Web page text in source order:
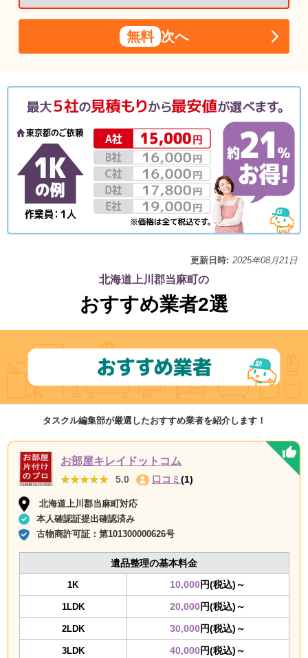
無料 次へ
更新日時: 2025年08月21日
北海道上川郡当麻町の
おすすめ業者2選
タスクル編集部が厳選したおすすめ業者を紹介します！
お部屋キレイドットコム
★★★★★
★★★★★ 5.0 口コミ (1)
北海道上川郡当麻町対応
本人確認証提出確認済み
古物商許可証：第101300000626号
遺品整理の基本料金
1K 10,000円(税込)～
1LDK 20,000円(税込)～
2LDK 30,000円(税込)～
3LDK 40,000円(税込)～